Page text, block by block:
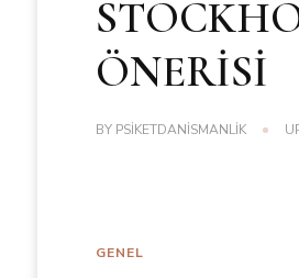
ÖNERİSİ
BY PSIKETDANISMANLIK
GENEL